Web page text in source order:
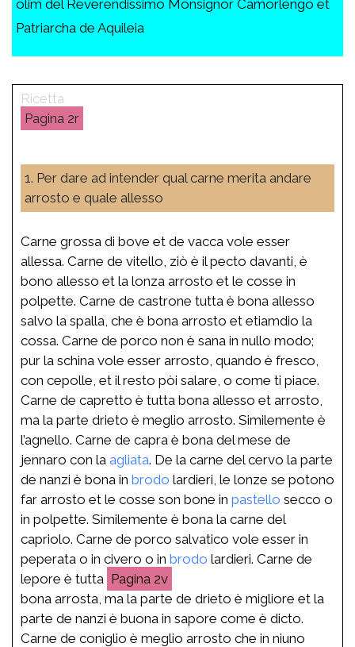
olim del Reverendissimo Monsignor Camorlengo et
Patriarcha de Aquileia
2r
1. Per dare ad intender qual carne merita andare
arrosto e quale allesso
Carne grossa di bove et de vacca vole esser
allessa. Carne de vitello, ziò è il pecto davanti, è
bono allesso et la lonza arrosto et le cosse in
polpette. Carne de castrone tutta è bona allesso
salvo la spalla, che è bona arrosto et etiamdio la
cossa. Carne de porco non è sana in nullo modo;
pur la schina vole esser arrosto, quando è fresco,
con cepolle, et il resto pòi salare, o come ti piace.
Carne de capretto è tutta bona allesso et arrosto,
ma la parte drieto è meglio arrosto. Similemente è
l’agnello. Carne de capra è bona del mese de
jennaro con la agliata. De la carne del cervo la parte
de nanzi è bona in brodo lardieri, le lonze se potono
far arrosto et le cosse son bone in pastello secco o
in polpette. Similemente è bona la carne del
capriolo. Carne de porco salvatico vole esser in
peperata o in civero o in brodo lardieri. Carne de
lepore è tutta
2v
bona arrosta, ma la parte de drieto è migliore et la
parte de nanzi è buona in sapore come è dicto.
Carne de coniglio è meglio arrosto che in niuno